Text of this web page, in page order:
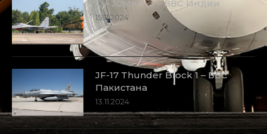
Су-30МКИ-3 – ВВС Индии
15.11.2024
JF-17 Thunder Block 1 – ВВС
Пакистана
13.11.2024